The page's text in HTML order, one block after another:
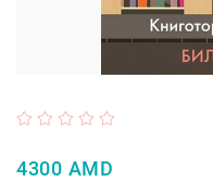
4300 AMD